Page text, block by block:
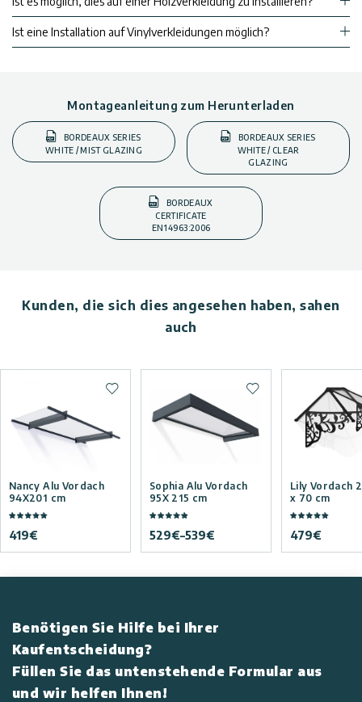
Ist eine Installation auf Vinylverkleidungen möglich?
Montageanleitung zum Herunterladen
BORDEAUX SERIES
WHITE / MIST GLAZING
BORDEAUX SERIES
WHITE / CLEAR
GLAZING
BORDEAUX
CERTIFICATE
EN14963:2006
Kunden, die sich dies angesehen haben, sahen
auch
Nancy Alu Vordach
94X201 cm
419€
Zur Wunschliste hinzufügen
Sophia Alu Vordach
95X 215 cm
529€–539€
Zur Wunschliste
Lily Vordach
x 70 cm
479€
Benötigen Sie Hilfe bei Ihrer
Kaufentscheidung?
Füllen Sie das untenstehende Formular aus
und wir helfen Ihnen!